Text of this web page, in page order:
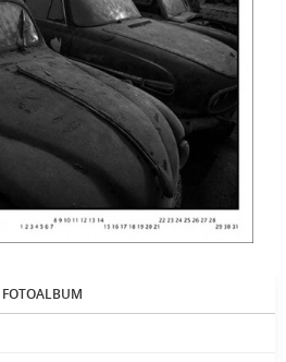
FOTOALBUM